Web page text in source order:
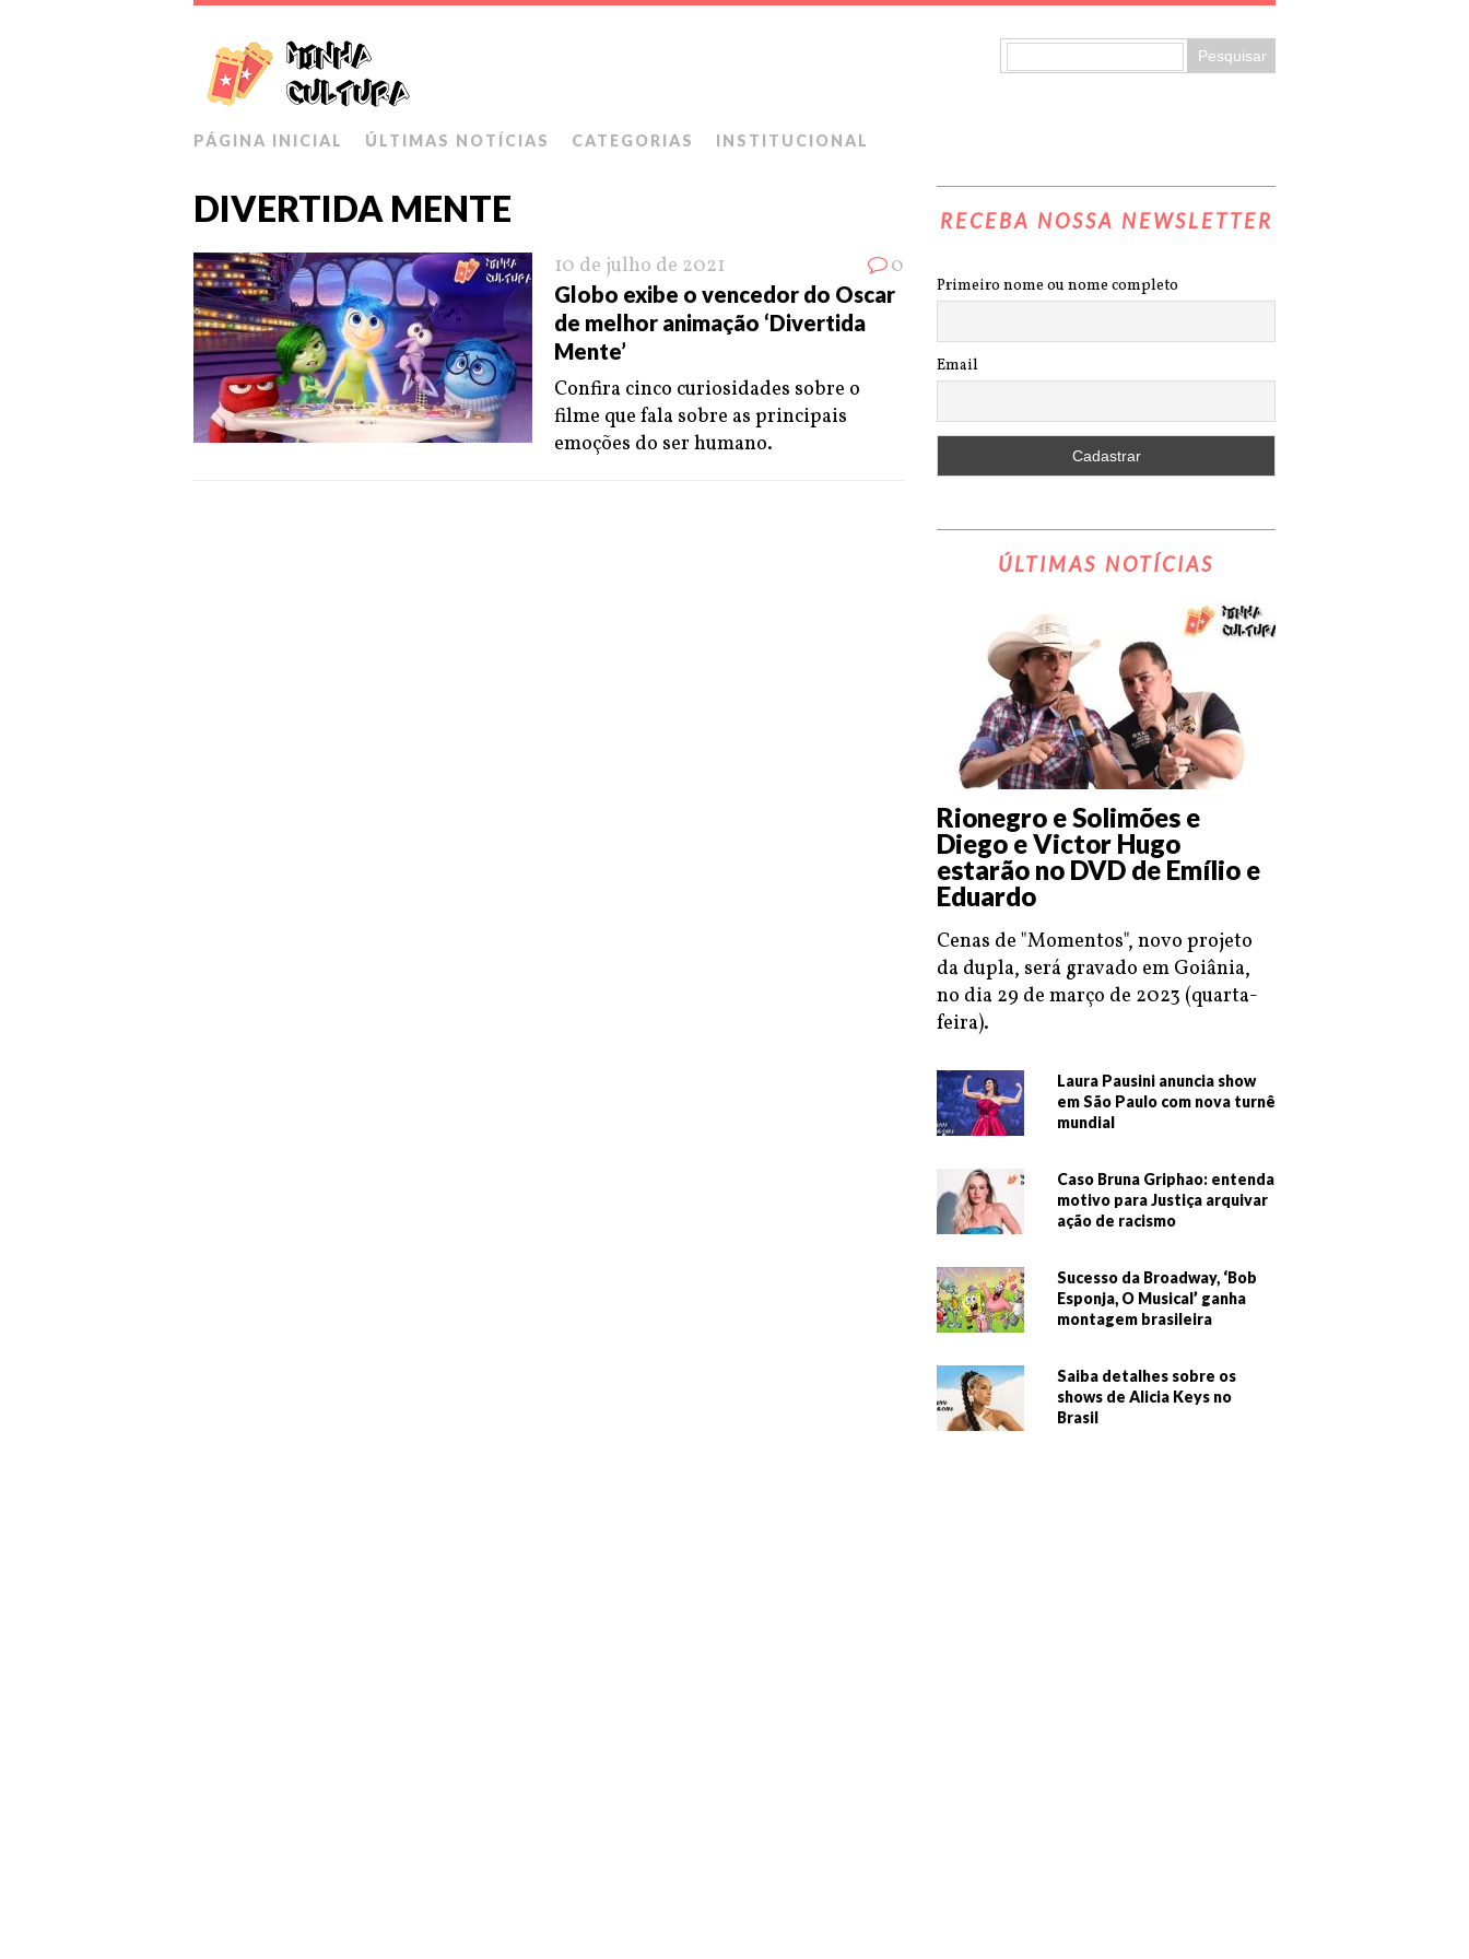
PÁGINA INICIAL ÚLTIMAS NOTÍCIAS CATEGORIAS INSTITUCIONAL
DIVERTIDA MENTE
10 de julho de 2021 0
Globo exibe o vencedor do Oscar
de melhor animação ‘Divertida
Mente’
Confira cinco curiosidades sobre o
filme que fala sobre as principais
emoções do ser humano.
RECEBA NOSSA NEWSLETTER
Primeiro nome ou nome completo
Email
ÚLTIMAS NOTÍCIAS
Rionegro e Solimões e
Diego e Victor Hugo
estarão no DVD de Emílio e
Eduardo
Cenas de "Momentos", novo projeto
da dupla, será gravado em Goiânia,
no dia 29 de março de 2023 (quarta-
feira).
Laura Pausini anuncia show
em São Paulo com nova turnê
mundial
Caso Bruna Griphao: entenda
motivo para Justiça arquivar
ação de racismo
Sucesso da Broadway, ‘Bob
Esponja, O Musical’ ganha
montagem brasileira
Saiba detalhes sobre os
shows de Alicia Keys no
Brasil